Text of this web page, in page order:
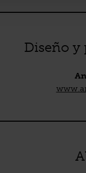
Diseño y